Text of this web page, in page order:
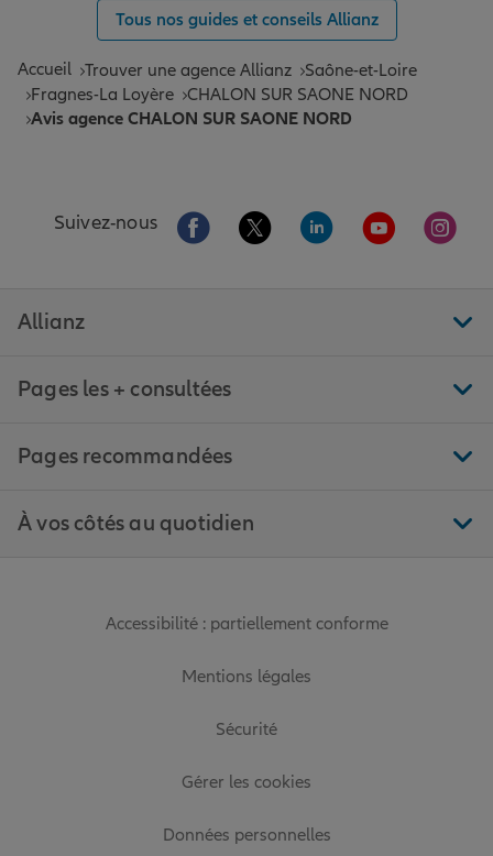
Tous nos guides et conseils Allianz
Accueil Trouver une agence Allianz
Saône-et-Loire
Fragnes-La Loyère CHALON SUR SAONE NORD
Avis agence CHALON SUR SAONE NORD
Suivez-nous Aller sur la page Facebook de Allianz
Aller sur la page Twitter de
Aller sur la page
Aller sur la
Aller
Allianz
Pages les + consultées
Pages recommandées
À vos côtés au quotidien
Accessibilité : partiellement conforme
Mentions légales
Sécurité
Gérer les cookies
Données personnelles